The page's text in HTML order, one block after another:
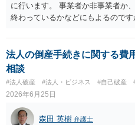
に行います。 事業者か非事業者か
終わっているかなどにもよるので
険信号・異常信号と思って頂いて
る場合は、 スケジュール感を確認
通知発送→②１～２か月で返答かえ
→③さらに１カ月程度をめどに裁判
と思います（個人破産で破産費用
で、法人や積み立てが必要な場合は
法人の倒産手続きに関する費
相談
#法人破産 #法人・ビジネス #自己破産
2026年6月25日
森田 英樹 弁護士